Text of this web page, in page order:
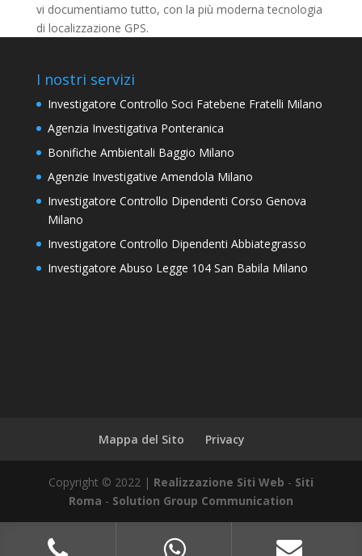
vi documentiamo tutto, con la più moderna tecnologia
di localizzazione GPS.
I nostri servizi
Investigatore Controllo Soci Fatebene Fratelli Milano
Agenzia Investigativa Ponteranica
Bonifiche Ambientali Baggio Milano
Agenzie Investigative Amendola Milano
Investigatore Controllo Dipendenti Corso Genova
Milano
Investigatore Controllo Dipendenti Abbiategrasso
Investigatore Abuso Legge 104 San Babila Milano
Mappa del Sito Privacy
Copyright © 2022 | Realizzazione Siti Web - Siti
Roma - Solution Group Communication